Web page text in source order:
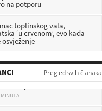
na potporu
toplinskog vala,
‘u crvenom’, evo kada
osvježenje
Pregled svih članaka
u Zagorju: Zastave na
koplja nakon tragedije u Sv.
Začretju